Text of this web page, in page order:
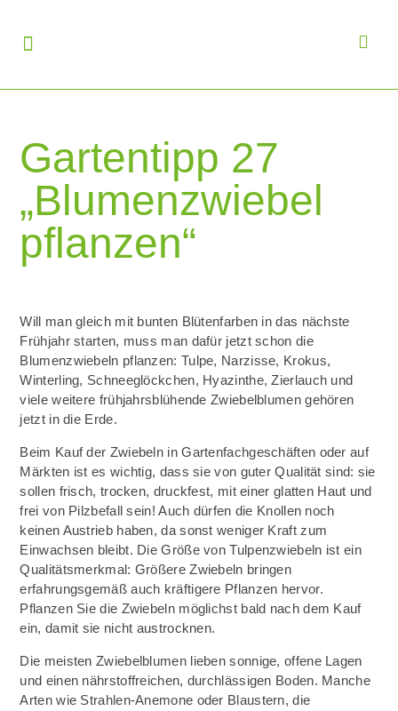
Gartentipp 27
„Blumenzwiebel
pflanzen“
Will man gleich mit bunten Blütenfarben in das nächste
Frühjahr starten, muss man dafür jetzt schon die
Blumenzwiebeln pflanzen: Tulpe, Narzisse, Krokus,
Winterling, Schneeglöckchen, Hyazinthe, Zierlauch und
viele weitere frühjahrsblühende Zwiebelblumen gehören
jetzt in die Erde.
Beim Kauf der Zwiebeln in Gartenfachgeschäften oder auf
Märkten ist es wichtig, dass sie von guter Qualität sind: sie
sollen frisch, trocken, druckfest, mit einer glatten Haut und
frei von Pilzbefall sein! Auch dürfen die Knollen noch
keinen Austrieb haben, da sonst weniger Kraft zum
Einwachsen bleibt. Die Größe von Tulpenzwiebeln ist ein
Qualitätsmerkmal: Größere Zwiebeln bringen
erfahrungsgemäß auch kräftigere Pflanzen hervor.
Pflanzen Sie die Zwiebeln möglichst bald nach dem Kauf
ein, damit sie nicht austrocknen.
Die meisten Zwiebelblumen lieben sonnige, offene Lagen
und einen nährstoffreichen, durchlässigen Boden. Manche
Arten wie Strahlen-Anemone oder Blaustern, die